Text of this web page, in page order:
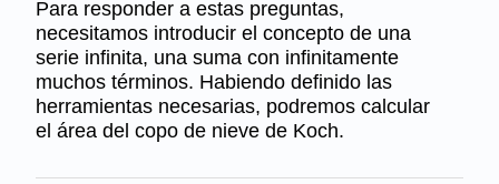
Para responder a estas preguntas,
necesitamos introducir el concepto de una
serie infinita, una suma con infinitamente
muchos términos. Habiendo definido las
herramientas necesarias, podremos calcular
el área del copo de nieve de Koch.